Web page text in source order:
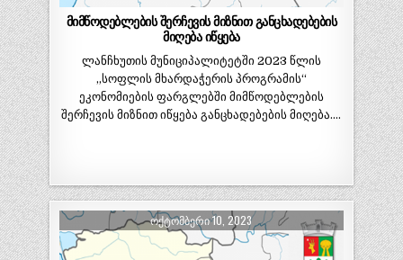
მიმწოდებლების შერჩევის მიზნით განცხადებების
მიღება იწყება
ლანჩხუთის მუნიციპალიტეტში 2023 წლის
„სოფლის მხარდაჭერის პროგრამის“
ეკონომიების ფარგლებში მიმწოდებლების
შერჩევის მიზნით იწყება განცხადებების მიღება….
ᲝᲥᲢᲝᲛᲑᲔᲠᲘ 10, 2023